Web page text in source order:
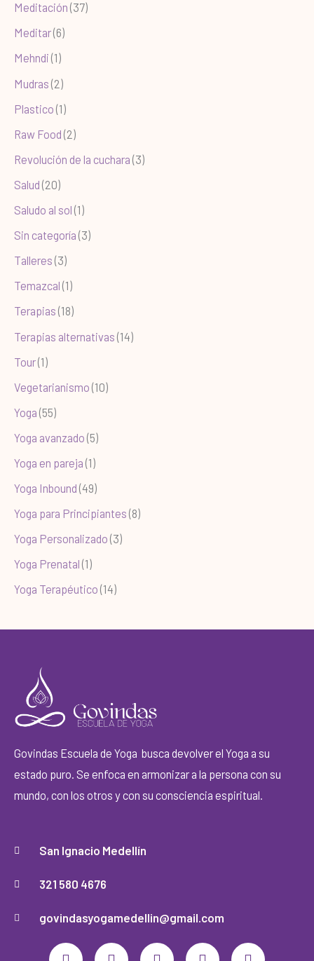
Meditación (37)
Meditar(6)
Mehndi (1)
Mudras (2)
Plastico (1)
Raw Food (2)
Revolución de la cuchara (3)
Salud (20)
Saludo al sol (1)
Sin categoría (3)
Talleres (3)
Temazcal (1)
Terapias (18)
Terapias alternativas (14)
Tour(1)
Vegetarianismo (10)
Yoga (55)
Yoga avanzado (5)
Yoga en pareja (1)
Yoga Inbound (49)
Yoga para Principiantes (8)
Yoga Personalizado (3)
Yoga Prenatal (1)
Yoga Terapéutico (14)
Govindas Escuela de Yoga busca devolver el Yoga a su
estado puro. Se enfoca en armonizar a la persona con su
mundo, con los otros y con su consciencia espiritual.
San Ignacio Medellín
321 580 4676
govindasyogamedellin@gmail.com
F
I
Y
M
W